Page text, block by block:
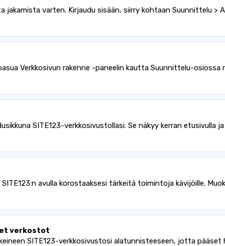
jakamista varten. Kirjaudu sisään, siirry kohtaan Suunnittelu >
Verkkosivun rakenne -paneelin kautta Suunnittelu-
SITE123-verkkosivustollasi. Se näkyy kerran etusivulla
avulla korostaaksesi tärkeitä toimintoja kävijöille.
verkostot
SITE123-verkkosivustosi alatunnisteeseen, jotta